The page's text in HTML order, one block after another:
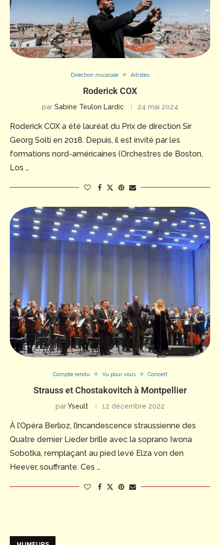
Direction musicale Artistes
Roderick COX
par Sabine Teulon Lardic 24 mai 2024
Roderick COX a été lauréat du Prix de direction Sir
Georg Solti en 2018. Depuis, il est invité par les
formations nord-américaines (Orchestres de Boston,
Los …
Compte rendu Vu pour vous Concert
Strauss et Chostakovitch à Montpellier
parYseult 12 décembre 2022
À l’Opéra Berlioz, l’incandescence straussienne des
Quatre dernier Lieder brille avec la soprano Iwona
Sobotka, remplaçant au pied levé Elza von den
Heever, souffrante. Ces …